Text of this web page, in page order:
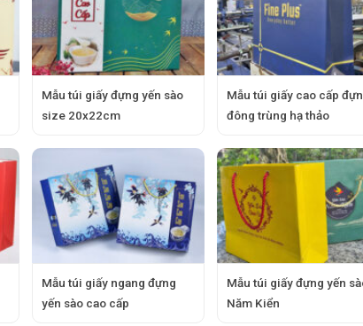
Mẫu túi giấy đựng yến sào
size 20x22cm
Mẫu túi giấy cao cấp
đông trùng hạ thảo
Mẫu túi giấy ngang đựng
yến sào cao cấp
Mẫu túi giấy đựng yến
Năm Kiển